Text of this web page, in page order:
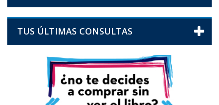
TUS ÚLTIMAS CONSULTAS